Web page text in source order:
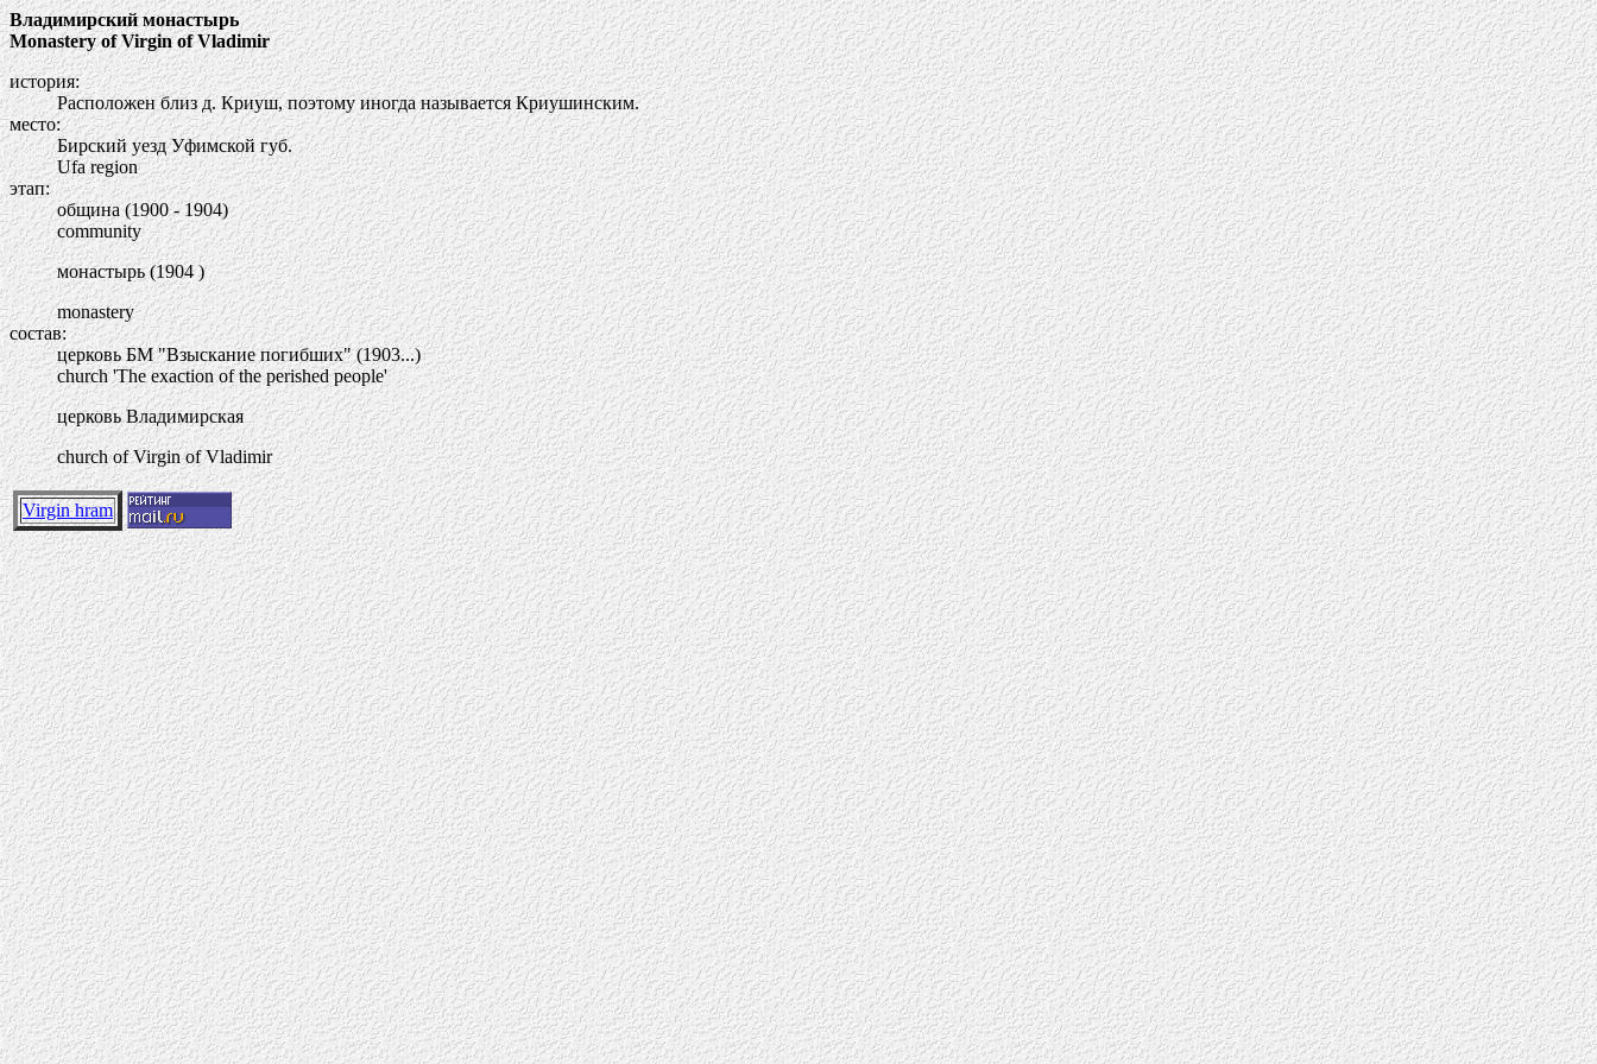
Владимирский монастырь
Monastery of Virgin of Vladimir
история:
Расположен близ д. Криуш, поэтому иногда называется Криушинским.
место:
Бирский уезд Уфимской губ.
Ufa region
этап:
община (1900 - 1904)
community
монастырь (1904 )
monastery
состав:
церковь БМ "Взыскание погибших" (1903...)
church 'The exaction of the perished people'
церковь Владимирская
church of Virgin of Vladimir
Virgin hram